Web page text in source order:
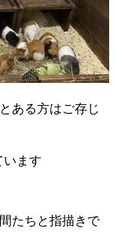
ある方はご存じ
います
たちと指描きで